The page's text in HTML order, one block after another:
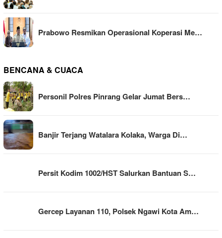
Prabowo Resmikan Operasional Koperasi Me…
BENCANA & CUACA
Personil Polres Pinrang Gelar Jumat Bers…
Banjir Terjang Watalara Kolaka, Warga Di…
Persit Kodim 1002/HST Salurkan Bantuan S…
Gercep Layanan 110, Polsek Ngawi Kota Am…